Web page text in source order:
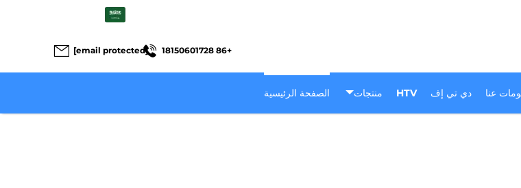
+86 18150601728
[email protected]
الصفحة الرئيسية منتجات HTV دي تي إف عنا